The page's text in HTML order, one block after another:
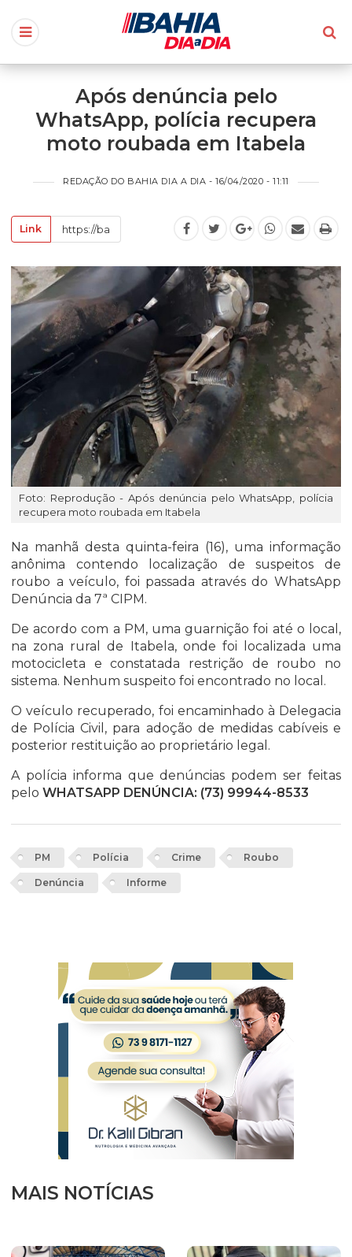
Após denúncia pelo
WhatsApp, polícia recupera
moto roubada em Itabela
REDAÇÃO DO BAHIA DIA A DIA - 16/04/2020 - 11:11
Link
Foto: Reprodução - Após denúncia pelo WhatsApp, polícia
recupera moto roubada em Itabela
Na manhã desta quinta-feira (16), uma informação
anônima contendo localização de suspeitos de
roubo a veículo, foi passada através do WhatsApp
Denúncia da 7ª CIPM.
De acordo com a PM, uma guarnição foi até o local,
na zona rural de Itabela, onde foi localizada uma
motocicleta e constatada restrição de roubo no
sistema. Nenhum suspeito foi encontrado no local.
O veículo recuperado, foi encaminhado à Delegacia
de Polícia Civil, para adoção de medidas cabíveis e
posterior restituição ao proprietário legal.
A polícia informa que denúncias podem ser feitas
pelo WHATSAPP DENÚNCIA: (73) 99944-8533
PM Polícia Crime Roubo
Denúncia Informe
MAIS NOTÍCIAS